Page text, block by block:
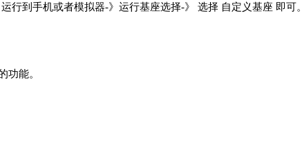
到手机或者模拟器-》运行基座选择-》 选择 自定义基座 即可。
功能。